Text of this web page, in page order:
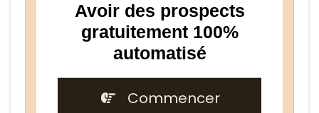
Avoir des prospects
gratuitement 100%
automatisé
Commencer